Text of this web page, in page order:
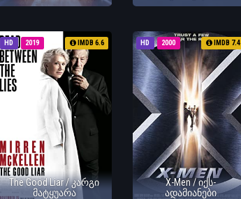
HD 2019 IMDB 6.6
The Good Liar / კარგი
მატყუარა
HD 2000 IMDB 7.4
X-Men / იქს-
ადამიანები